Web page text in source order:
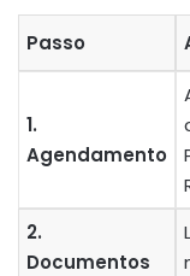
Passo
1.
Agendamento
2.
Documentos